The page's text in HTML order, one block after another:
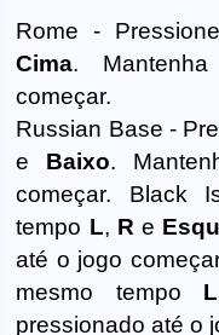
Rome -
Cima.
começar.
Russian Base -
e Baixo.
começar. Black
tempo L, R e
até o jogo
mesmo tempo L
pressionado até o